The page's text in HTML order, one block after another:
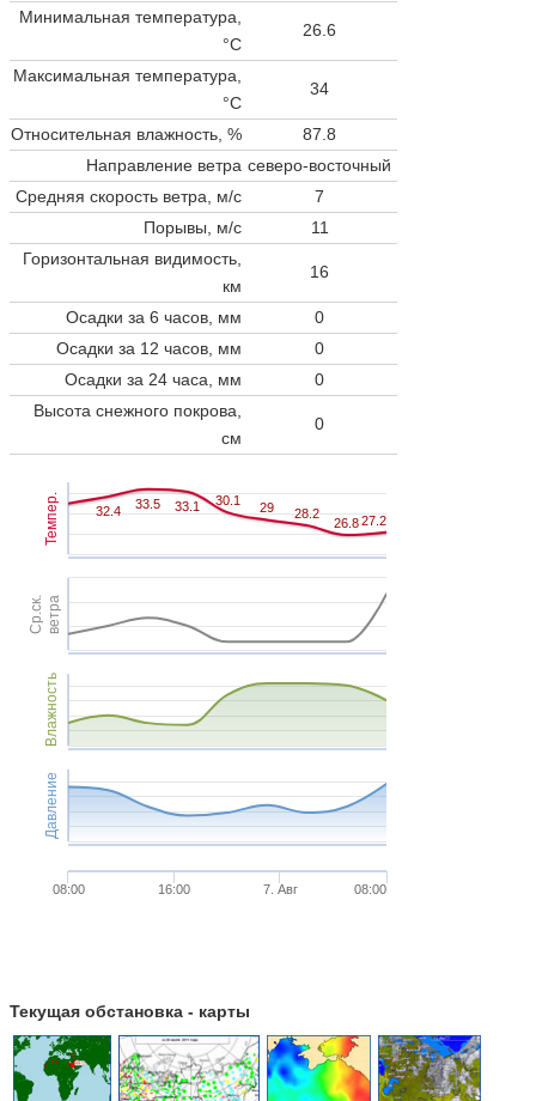
Минимальная температура,
°C
26.6
Максимальная температура,
°C
34
Относительная влажность, %
87.8
Направление ветра северо-восточный
Средняя скорость ветра, м/с
7
Порывы, м/с
11
Горизонтальная видимость,
км
16
Осадки за 6 часов, мм
0
Осадки за 12 часов, мм
0
Осадки за 24 часа, мм
0
Высота снежного покрова,
см
0
Темпер.
Ср.ск.ветра
Влажность
Давление
32.4
32.4 33.5
33.5 33.1
33.1 30.1
30.1 29
29 28.2
28.2
26.8
26.8 27.2
27.2
08:00 16:00 7. Авг 08:00
Текущая обстановка - карты